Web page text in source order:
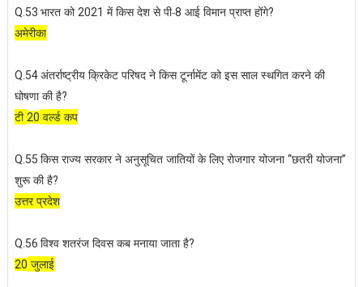
Q.53 भारत को 2021 में किस देश से पी-8 आई विमान प्राप्त होंगे?
अमेरीका
Q.54अंतर्राष्ट्रीय क्रिकेट परिषद ने किस टूर्नामेंट को इस साल स्थगित करने की
घोषणा की है?
टी 20 वर्ल्ड कप
Q.55 किस राज्य सरकार ने अनुसूचित जातियों के लिए रोजगार योजना“छतरी योजना”
शुरू की है?
उत्तर प्रदेश
Q.56 विश्व शतरंज दिवस कब मनाया जाता है?
20 जुलाई